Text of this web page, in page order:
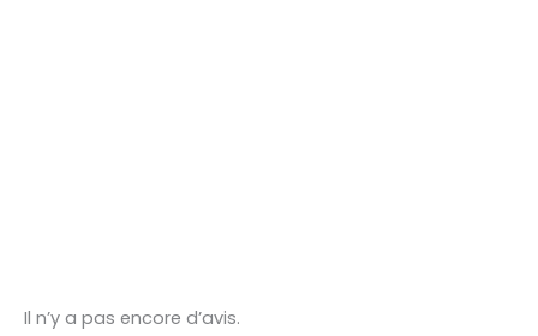
Il n’y a pas encore d’avis.